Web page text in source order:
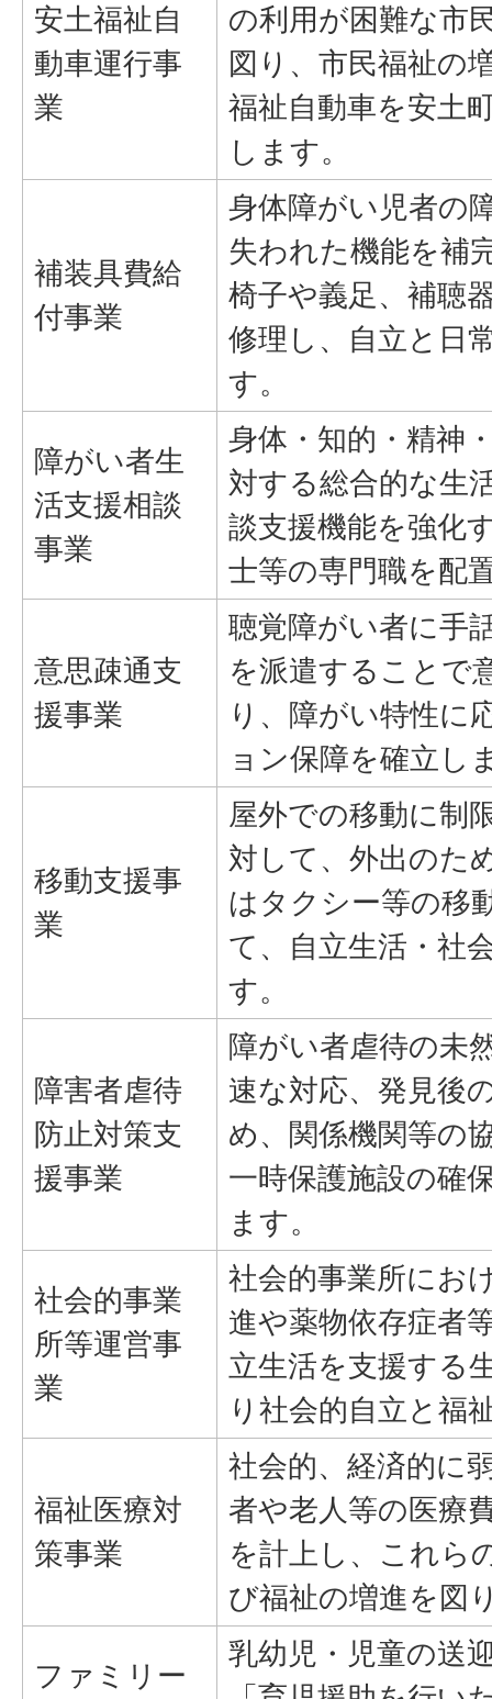
安土福祉自
動車運行事
業
の利用が困難な市
図り、市民福祉の
福祉自動車を安土
します。
補装具費給
付事業
身体障がい児者の
失われた機能を補
椅子や義足、補聴
修理し、自立と日
す。
障がい者生
活支援相談
事業
身体・知的・精神
対する総合的な生
談支援機能を強化
士等の専門職を配
意思疎通支
援事業
聴覚障がい者に手
を派遣することで
り、障がい特性に
ョン保障を確立し
移動支援事
業
屋外での移動に制
対して、外出のた
はタクシー等の移
て、自立生活・社
す。
障害者虐待
防止対策支
援事業
障がい者虐待の未
速な対応、発見後
め、関係機関等の
一時保護施設の確
ます。
社会的事業
所等運営事
業
社会的事業所にお
進や薬物依存症者
立生活を支援する
り社会的自立と福
福祉医療対
策事業
社会的、経済的に
者や老人等の医療
を計上し、これら
び福祉の増進を図
ファミリー
乳幼児・児童の送